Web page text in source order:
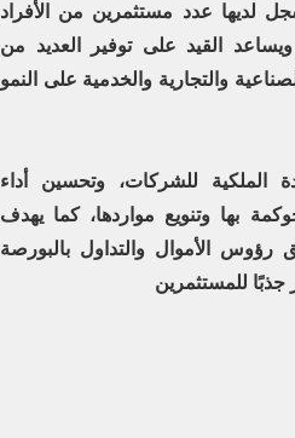
لديها عدد مستثمرين من الأفراد
ويساعد القيد على توفير العديد من
والتجارية والخدمية على النمو
الملكية للشركات، وتحسين أداء
بها وتنويع مواردها، كما يهدف
رؤوس الأموال والتداول بالبورصة
للمستثمرين